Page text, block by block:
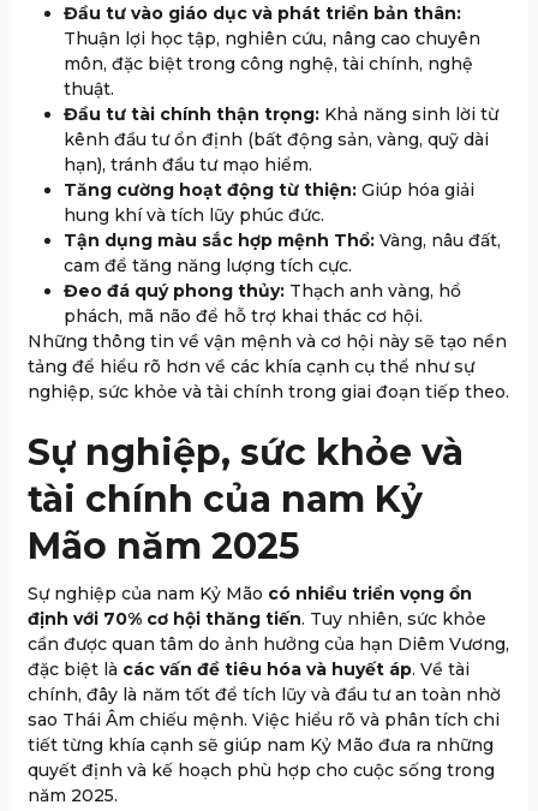
Đầu tư vào giáo dục và phát triển bản thân:
Thuận lợi học tập, nghiên cứu, nâng cao chuyên
môn, đặc biệt trong công nghệ, tài chính, nghệ
thuật.
Đầu tư tài chính thận trọng: Khả năng sinh lời từ
kênh đầu tư ổn định (bất động sản, vàng, quỹ dài
hạn), tránh đầu tư mạo hiểm.
Tăng cường hoạt động từ thiện: Giúp hóa giải
hung khí và tích lũy phúc đức.
Tận dụng màu sắc hợp mệnh Thổ: Vàng, nâu đất,
cam để tăng năng lượng tích cực.
Đeo đá quý phong thủy: Thạch anh vàng, hổ
phách, mã não để hỗ trợ khai thác cơ hội.
Những thông tin về vận mệnh và cơ hội này sẽ tạo nền
tảng để hiểu rõ hơn về các khía cạnh cụ thể như sự
nghiệp, sức khỏe và tài chính trong giai đoạn tiếp theo.
Sự nghiệp, sức khỏe và
tài chính của nam Kỷ
Mão năm 2025
Sự nghiệp của nam Kỷ Mão có nhiều triển vọng ổn
định với 70% cơ hội thăng tiến. Tuy nhiên, sức khỏe
cần được quan tâm do ảnh hưởng của hạn Diêm Vương,
đặc biệt là các vấn đề tiêu hóa và huyết áp. Về tài
chính, đây là năm tốt để tích lũy và đầu tư an toàn nhờ
sao Thái Âm chiếu mệnh. Việc hiểu rõ và phân tích chi
tiết từng khía cạnh sẽ giúp nam Kỷ Mão đưa ra những
quyết định và kế hoạch phù hợp cho cuộc sống trong
năm 2025.